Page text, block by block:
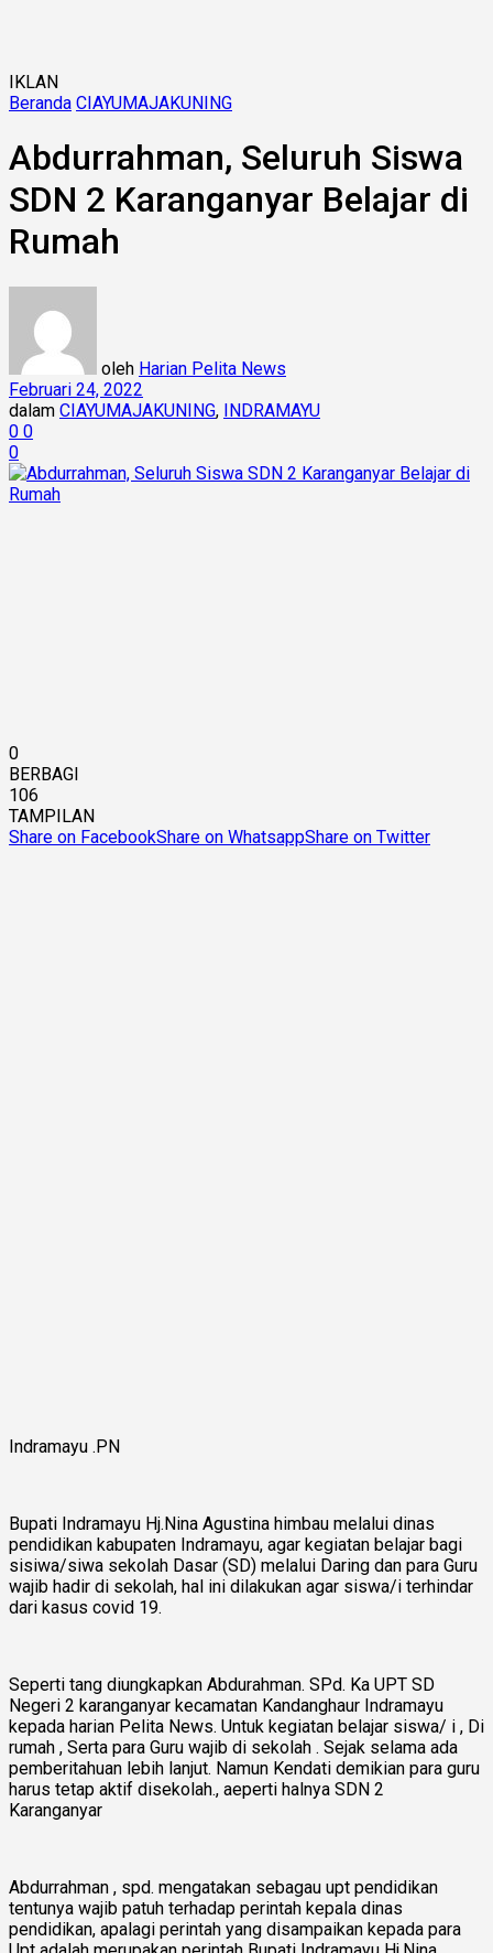
IKLAN
Beranda CIAYUMAJAKUNING
Abdurrahman, Seluruh Siswa
SDN 2 Karanganyar Belajar di
Rumah
oleh Harian Pelita News
Februari 24, 2022
dalam CIAYUMAJAKUNING, INDRAMAYU
0 0
0
0
BERBAGI
106
TAMPILAN
Share on FacebookShare on WhatsappShare on Twitter
Indramayu .PN
Bupati Indramayu Hj.Nina Agustina himbau melalui dinas
pendidikan kabupaten Indramayu, agar kegiatan belajar bagi
sisiwa/siwa sekolah Dasar (SD) melalui Daring dan para Guru
wajib hadir di sekolah, hal ini dilakukan agar siswa/i terhindar
dari kasus covid 19.
Seperti tang diungkapkan Abdurahman. SPd. Ka UPT SD
Negeri 2 karanganyar kecamatan Kandanghaur Indramayu
kepada harian Pelita News. Untuk kegiatan belajar siswa/ i , Di
rumah , Serta para Guru wajib di sekolah . Sejak selama ada
pemberitahuan lebih lanjut. Namun Kendati demikian para guru
harus tetap aktif disekolah., aeperti halnya SDN 2
Karanganyar
Abdurrahman , spd. mengatakan sebagau upt pendidikan
tentunya wajib patuh terhadap perintah kepala dinas
pendidikan, apalagi perintah yang disampaikan kepada para